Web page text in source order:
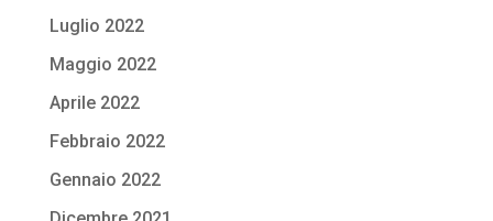
Luglio 2022
Maggio 2022
Aprile 2022
Febbraio 2022
Gennaio 2022